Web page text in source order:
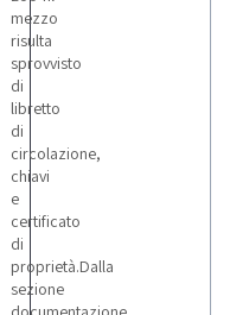
mezzo
risulta
sprovvisto
di
libretto
di
circolazione,
chiavi
e
certificato
di
proprietà.Dalla
sezione